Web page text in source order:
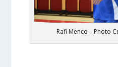
Rafi Menco – Photo